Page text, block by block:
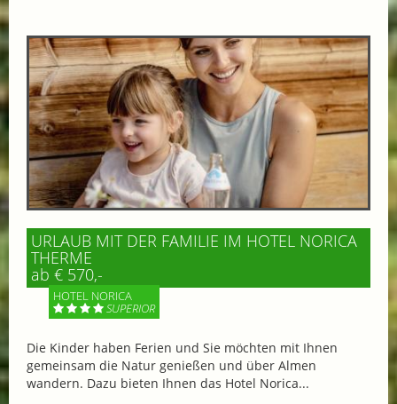
URLAUB MIT DER FAMILIE IM HOTEL NORICA
THERME
ab € 570,-
HOTEL NORICA
SUPERIOR
Die Kinder haben Ferien und Sie möchten mit Ihnen
gemeinsam die Natur genießen und über Almen
wandern. Dazu bieten Ihnen das Hotel Norica...